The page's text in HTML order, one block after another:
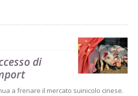
di
a frenare il mercato suinicolo cinese.